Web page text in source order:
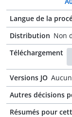
Langue de la
Distribution Non
Téléchargement
Versions JO
Autres décisions
Résumés pour